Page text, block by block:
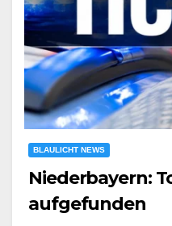
BLAULICHT NEWS
Niederbayern:
aufgefunden